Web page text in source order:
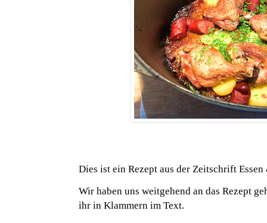
Dies ist ein Rezept aus der Zeitschrift
Wir haben uns weitgehend an das Rezept
ihr in Klammern im Text.